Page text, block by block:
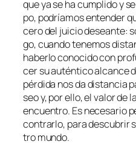
que ya se ha cum­pli­do y
po, po­dría­mos en­ten­der
ce­ro del jui­cio de­sean­te:
go, cuan­do te­ne­mos
ha­ber­lo co­no­ci­do con
cer su au­tén­ti­co al­can­ce
pér­di­da nos da dis­tan­cia
seo y, por ello, el va­lor de
en­cuen­tro. Es ne­ce­sa­rio
con­trar­lo, pa­ra des­cu­brir
tro mundo.